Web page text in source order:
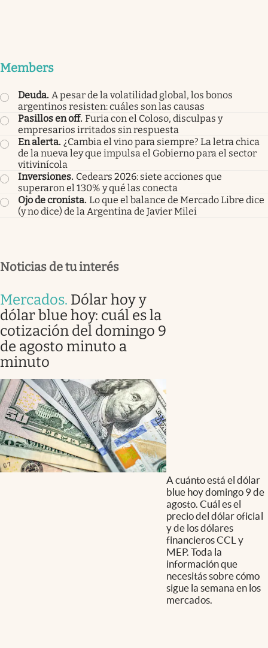
Members
Deuda. A pesar de la volatilidad global, los bonos
argentinos resisten: cuáles son las causas
Pasillos en off. Furia con el Coloso, disculpas y
empresarios irritados sin respuesta
En alerta. ¿Cambia el vino para siempre? La letra chica
de la nueva ley que impulsa el Gobierno para el sector
vitivinícola
Inversiones. Cedears 2026: siete acciones que
superaron el 130% y qué las conecta
Ojo de cronista. Lo que el balance de Mercado Libre dice
(y no dice) de la Argentina de Javier Milei
Noticias de tu interés
Mercados. Dólar hoy y
dólar blue hoy: cuál es la
cotización del domingo 9
de agosto minuto a
minuto
A cuánto está el dólar
blue hoy domingo 9 de
agosto. Cuál es el
precio del dólar oficial
y de los dólares
financieros CCL y
MEP. Toda la
información que
necesitás sobre cómo
sigue la semana en los
mercados.